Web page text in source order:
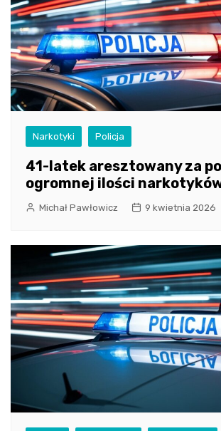
Narkotyki Policja
41-latek aresztowany za
ogromnej ilości
Michał Pawłowicz 9 kwietnia 2026